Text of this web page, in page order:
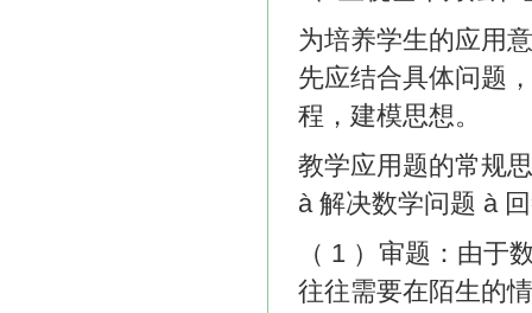
为培养学生的应用
先应结合具体问题
程，建模思想。
教学应用题的常规
à 解决数学问题 à
（ 1 ）审题：由于
往往需要在陌生的